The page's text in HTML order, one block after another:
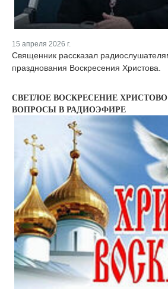
15 апреля 2026 г.
Священник рассказал
празднования Воскресения Христова.
СВЕТЛОЕ ВОСКРЕСЕНИЕ
ВОПРОСЫ В РАДИОЭФИРЕ